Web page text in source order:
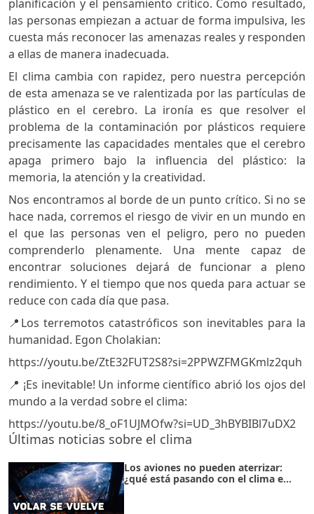
planificación y el pensamiento crítico. Como resultado,
las personas empiezan a actuar de forma impulsiva, les
cuesta más reconocer las amenazas reales y responden
a ellas de manera inadecuada.
El clima cambia con rapidez, pero nuestra percepción
de esta amenaza se ve ralentizada por las partículas de
plástico en el cerebro. La ironía es que resolver el
problema de la contaminación por plásticos requiere
precisamente las capacidades mentales que el cerebro
apaga primero bajo la influencia del plástico: la
memoria, la atención y la creatividad.
Nos encontramos al borde de un punto crítico. Si no se
hace nada, corremos el riesgo de vivir en un mundo en
el que las personas ven el peligro, pero no pueden
comprenderlo plenamente. Una mente capaz de
encontrar soluciones dejará de funcionar a pleno
rendimiento. Y el tiempo que nos queda para actuar se
reduce con cada día que pasa.
📍Los terremotos catastróficos son inevitables para la
humanidad. Egon Cholakian:
https://youtu.be/ZtE32FUT2S8?si=2PPWZFMGKmlz2quh
📍 ¡Es inevitable! Un informe científico abrió los ojos del
mundo a la verdad sobre el clima:
https://youtu.be/8_oF1UJMOfw?si=UD_3hBYBIBl7uDX2
Últimas noticias sobre el clima
Los aviones no pueden aterrizar:
¿qué está pasando con el clima en